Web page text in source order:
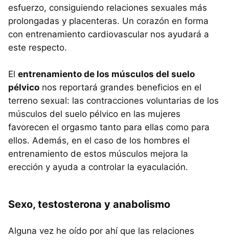
esfuerzo, consiguiendo relaciones sexuales más
prolongadas y placenteras. Un corazón en forma
con entrenamiento cardiovascular nos ayudará a
este respecto.
El entrenamiento de los músculos del suelo
pélvico nos reportará grandes beneficios en el
terreno sexual: las contracciones voluntarias de los
músculos del suelo pélvico en las mujeres
favorecen el orgasmo tanto para ellas como para
ellos. Además, en el caso de los hombres el
entrenamiento de estos músculos mejora la
erección y ayuda a controlar la eyaculación.
Sexo, testosterona y anabolismo
Alguna vez he oído por ahí que las relaciones